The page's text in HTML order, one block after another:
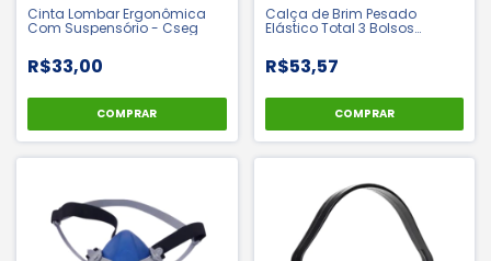
Cinta Lombar Ergonômica
Com Suspensório - Cseg
R$33,00
COMPRAR
Calça de Brim Pesado
Elástico Total 3 Bolsos
Labaro
R$53,57
COMPRAR